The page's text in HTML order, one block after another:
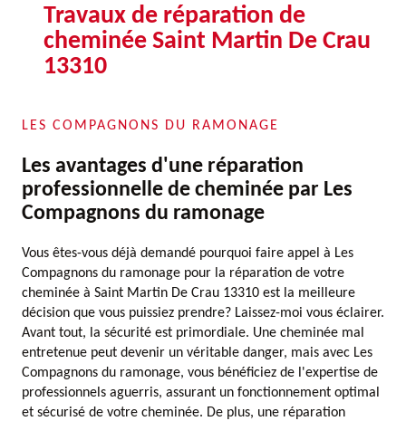
Travaux de réparation de
cheminée Saint Martin De Crau
13310
LES COMPAGNONS DU RAMONAGE
Les avantages d'une réparation
professionnelle de cheminée par Les
Compagnons du ramonage
Vous êtes-vous déjà demandé pourquoi faire appel à Les
Compagnons du ramonage pour la réparation de votre
cheminée à Saint Martin De Crau 13310 est la meilleure
décision que vous puissiez prendre? Laissez-moi vous éclairer.
Avant tout, la sécurité est primordiale. Une cheminée mal
entretenue peut devenir un véritable danger, mais avec Les
Compagnons du ramonage, vous bénéficiez de l'expertise de
professionnels aguerris, assurant un fonctionnement optimal
et sécurisé de votre cheminée. De plus, une réparation